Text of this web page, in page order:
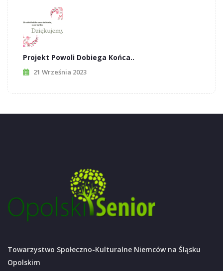
Projekt Powoli Dobiega Końca..
21 Września 2023
Towarzystwo Społeczno-Kulturalne Niemców na Śląsku
Opolskim